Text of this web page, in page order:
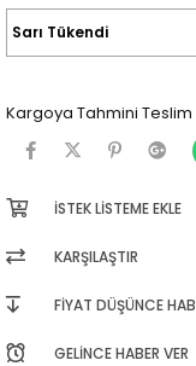
Kargoya Tahmini Teslim
İSTEK LISTEME EKLE
KARŞILAŞTIR
FIYAT DÜŞÜNCE
GELINCE HABER VER